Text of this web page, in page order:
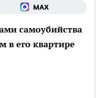
самоубийства
в его квартире